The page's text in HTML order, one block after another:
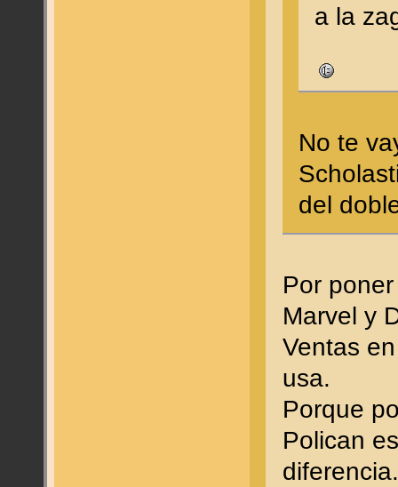
a la
No te
del
Por
Marvel y
Ventas
usa.
Porque
Polican
diferencia.